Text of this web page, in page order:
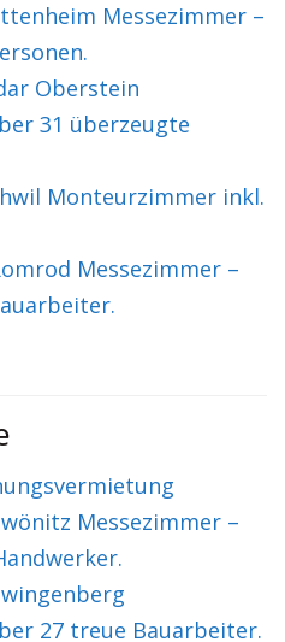
Messezimmer –
Oberstein
31 überzeugte
Monteurzimmer inkl.
Messezimmer –
Messezimmer –
27 treue Bauarbeiter.